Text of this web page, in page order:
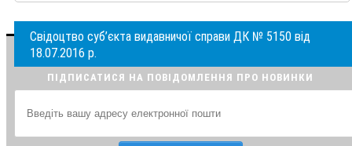
Свідоцтво суб’єкта видавничої справи ДК № 5150 від
18.07.2016 р.
ПІДПИСАТИСЯ НА ПОВІДОМЛЕННЯ ПРО НОВИНКИ